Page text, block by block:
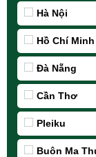
tâm thời trang và
tàng Plantin-
Cùng Vietworld
Tour du lịch Châu
Nam:
Hà Nội
Hồ Chí Minh
Đà Nẵng
Cần Thơ
Pleiku
Buôn Ma